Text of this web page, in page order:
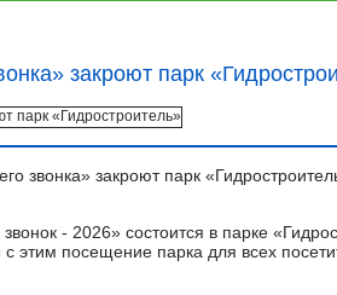
закроют парк
звонка» закроют парк
- 2026» состоится в парке
этим посещение парка для всех